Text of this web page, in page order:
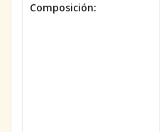
Composición: